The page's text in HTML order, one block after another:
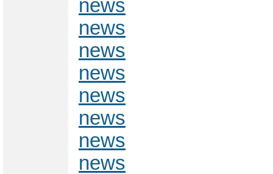
news
news
news
news
news
news
news
news